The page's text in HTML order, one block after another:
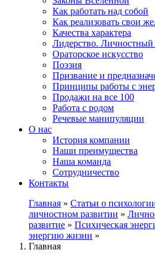
Как работать над собой
Как реализовать свои
Качества характера
Лидерство. Личностный
Ораторское искусство
Поэзия
Призвание и
Принципы работы с
Продажи на все 100
Работа с родом
Речевые манипуляции
О нас
История компании
Наши преимущества
Наша команда
Сотрудничество
Контакты
Главная » Статьи о
личностном развитии »
развитие » Психическая
энергию жизни »
Главная